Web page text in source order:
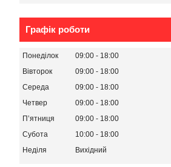
Графік роботи
Понеділок 09:00
18:00
Вівторок
09:00
18:00
Середа
09:00
18:00
Четвер
09:00
18:00
Пʼятниця
09:00
18:00
Субота
10:00
18:00
Неділя
Вихідний